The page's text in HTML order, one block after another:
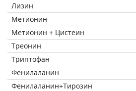
Лизин
Метионин
Метионин + Цистеин
Треонин
Триптофан
Фенилаланин
Фенилаланин+Тирозин